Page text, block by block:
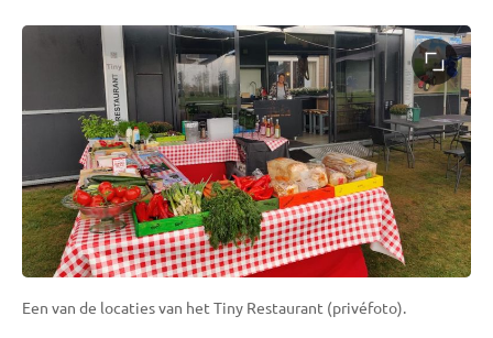
Een van de locaties van het Tiny Restaurant (privéfoto).